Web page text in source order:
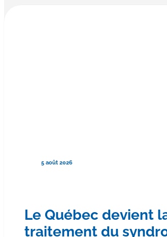
5 août 2026
Le Québec devient
traitement du